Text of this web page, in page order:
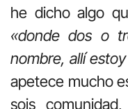
he dicho algo
«donde dos o
nombre, allí
apetece mucho
sois